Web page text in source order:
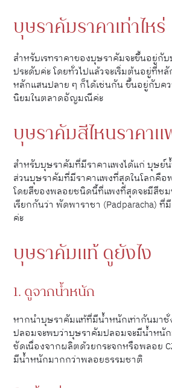
บุษราคัมราคาเท่าไหร่
สำหรับเรทราคาของบุษราคัมจะขึ้นอยู่กับ
ประดับค่ะ โดยทั่วไปแล้วจะเริ่มต้นอยู่ที่ห
หลักแสนปลาย ๆ ก็ได้เช่นกัน ขึ้นอยู่กับค
นิยมในตลาดอัญมณีค่ะ
บุษราคัมสีไหนราคา
สำหรับบุษราคัมที่มีราคาแพงได้แก่ บุษย์
ส่วนบุษราคัมที่มีราคาแพงที่สุดในโลกคือ
โดยสีของพลอยชนิดนี้ที่แพงที่สุดจะมีสีชม
เรียกกันว่า พัดพาราชา (Padparacha)
ค่ะ
บุษราคัมแท้ ดูยังไง
1. ดูจากน้ำหนัก
หากนำบุษราคัมแท้ที่มีน้ำหนักเท่ากันมา
ปลอมจะพบว่าบุษราคัมปลอมจะมีน้ำหนัก
ชัดเนื่องจากผลิตด้วยกระจกหรือพลอย
มีน้ำหนักมากกว่าพลอยธรรมชาติ